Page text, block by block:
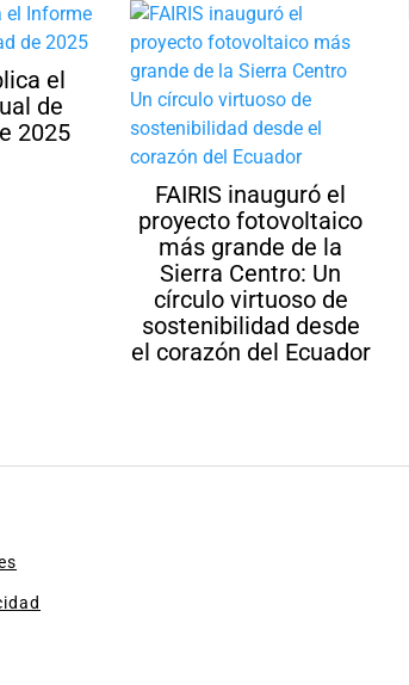
el
de
2025
FAIRIS inauguró el
proyecto fotovoltaico
más grande de la
Sierra Centro: Un
círculo virtuoso de
sostenibilidad desde
el corazón del Ecuador